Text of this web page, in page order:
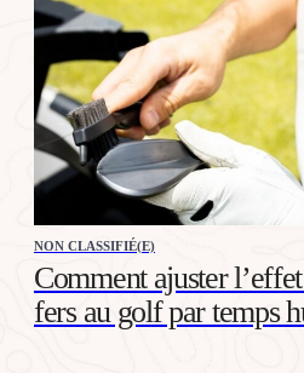
NON CLASSIFIÉ(E)
Comment ajuster
fers au golf par temps